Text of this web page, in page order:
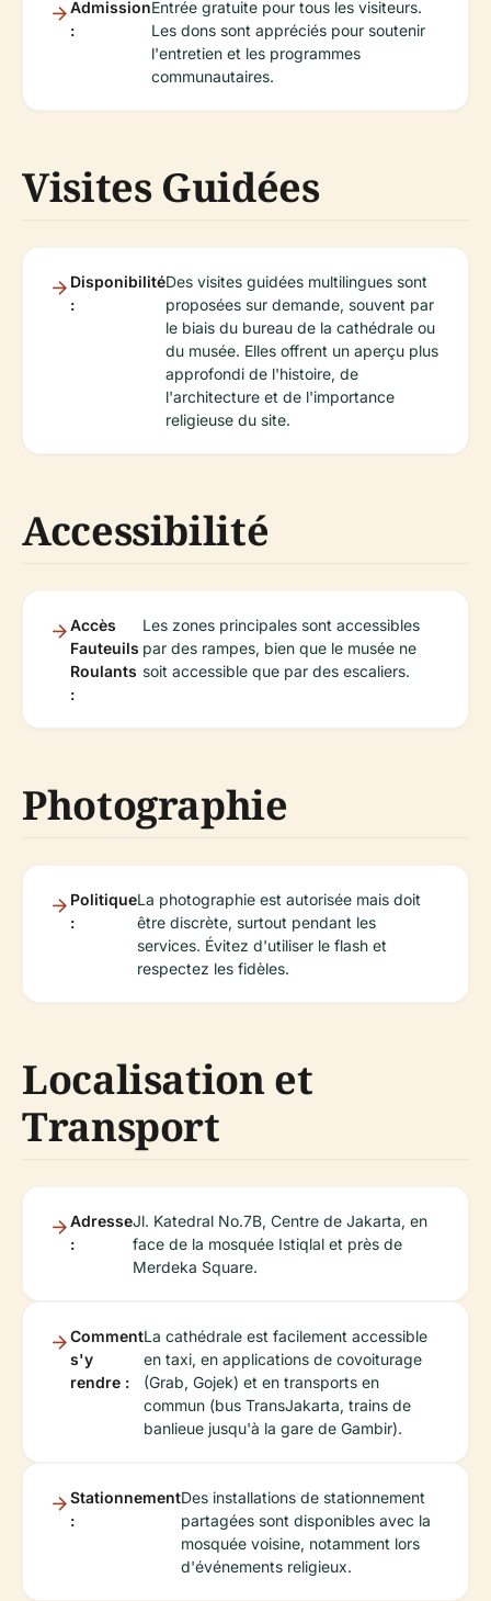
Admission
:
Entrée gratuite pour tous les visiteurs.
Les dons sont appréciés pour soutenir
l'entretien et les programmes
communautaires.
Visites Guidées
Disponibilité
:
Des visites guidées multilingues sont
proposées sur demande, souvent par
le biais du bureau de la cathédrale ou
du musée. Elles offrent un aperçu plus
approfondi de l'histoire, de
l'architecture et de l'importance
religieuse du site.
Accessibilité
Accès
Fauteuils
Roulants
:
Les zones principales sont accessibles
par des rampes, bien que le musée ne
soit accessible que par des escaliers.
Photographie
Politique
:
La photographie est autorisée mais doit
être discrète, surtout pendant les
services. Évitez d'utiliser le flash et
respectez les fidèles.
Localisation et
Transport
Adresse
:
Jl. Katedral No.7B, Centre de Jakarta, en
face de la mosquée Istiqlal et près de
Merdeka Square.
Comment
s'y
rendre :
La cathédrale est facilement accessible
en taxi, en applications de covoiturage
(Grab, Gojek) et en transports en
commun (bus TransJakarta, trains de
banlieue jusqu'à la gare de Gambir).
Stationnement
:
Des installations de stationnement
partagées sont disponibles avec la
mosquée voisine, notamment lors
d'événements religieux.